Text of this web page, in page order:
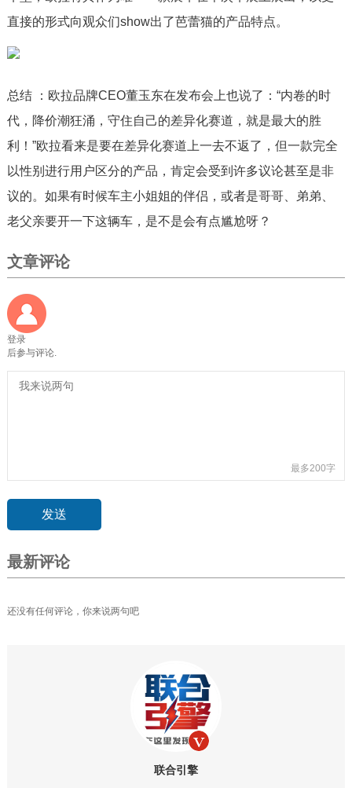
直接的形式向观众们show出了芭蕾猫的产品特点。
总结 ：欧拉品牌CEO董玉东在发布会上也说了：“内卷的时
代，降价潮狂涌，守住自己的差异化赛道，就是最大的胜
利！”欧拉看来是要在差异化赛道上一去不返了，但一款完全
以性别进行用户区分的产品，肯定会受到许多议论甚至是非
议的。如果有时候车主小姐姐的伴侣，或者是哥哥、弟弟、
老父亲要开一下这辆车，是不是会有点尴尬呀？
文章评论
登录
后参与评论.
最多200字
最新评论
还没有任何评论，你来说两句吧
联合引擎